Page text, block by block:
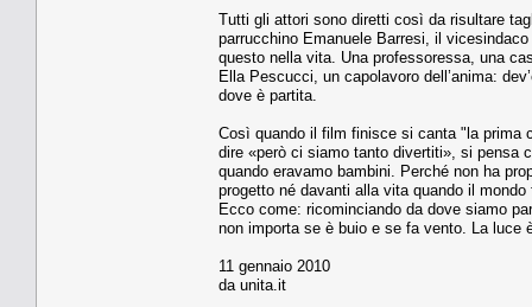
Tutti gli attori sono diretti così da risultare
parrucchino Emanuele Barresi, il
questo nella vita. Una professoressa, una
Ella Pescucci, un capolavoro dell’anima:
dove è partita.
Così quando il film finisce si canta "la prima
dire «però ci siamo tanto divertiti», si pensa
quando eravamo bambini. Perché non ha
progetto né davanti alla vita quando il
Ecco come: ricominciando da dove siamo
non importa se è buio e se fa vento. La luce
11 gennaio 2010
da unita.it